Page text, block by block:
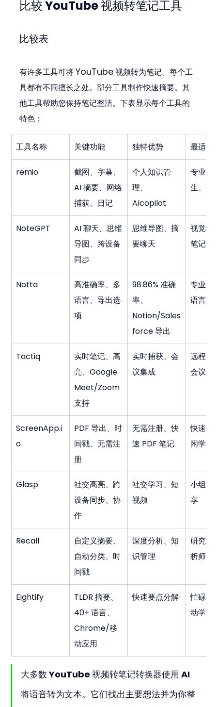
比较 YouTube 视频转笔记工具
比较表
有许多工具可将 YouTube 视频转为笔记。每个工
具都有不同擅长之处。部分工具制作快速摘要。其
他工具帮助您保持笔记整洁。下表显示每个工具的
特色：
工具名称 关键功能 独特优势 最适合
remio
截图、字幕、
AI 摘要、网络
捕获、日记
个人知识管
理、
AIcopilot
专业人
生、自
NoteGPT
AI 聊天、思维
导图、跨设备
同步
思维导图、摘
要聊天
视觉学
笔记记
Notta
高准确率、多
语言、导出选
项
98.86% 准确
率、
Notion/Sales
force 导出
专业人
语言用
Tactiq
实时笔记、高
亮、Google
Meet/Zoom
支持
实时捕获、会
议集成
远程工
会议笔
ScreenApp.i
o
PDF 导出、时
间戳、无需注
册
无需注册、快
速 PDF 笔记
快速使
闲学习
Glasp
社交高亮、跨
设备同步、协
作
社交学习、短
视频
小组学
享
Recall
自定义摘要、
自动分类、时
间戳
深度分析、知
识管理
研究人
析师
Eightify
TLDR 摘要、
40+ 语言、
Chrome/移
动应用
快速要点分解
忙碌用
动学习
大多数 YouTube 视频转笔记转换器使用 AI
将语音转为文本。它们找出主要想法并为你整